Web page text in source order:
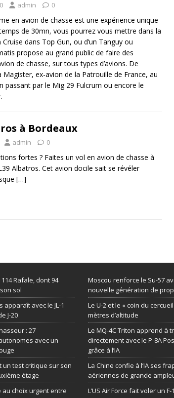
admin 0
en avion de chasse est une expérience unique
de 30mn, vous pourrez vous mettre dans la
Cruise dans Top Gun, ou d’un Tanguy ou
propose au grand public de faire des
de chasse, sur tous types d’avions. De
Magister, ex-avion de la Patrouille de France, au
passant par le Mig 29 Fulcrum ou encore le
à Bordeaux
admin 0
fortes ? Faites un vol en avion de chasse à
Albatros. Cet avion docile sait se révéler
[…]
114 Rafale, dont 94
sol
apparaît avec le JL-1
J-20
: 27
avec un
un test critique sur son
étage
au choix urgent entre
Moscou renforce le Su-57
nouvelle génération de
Le U-2 et le « coin du cercueil
mètres d’altitude
Le MQ-4C Triton apprend à
directement avec le P-8A
grâce à l’IA
La Chine confie à l’IA ses
aériennes de grande
L’US Air Force fait voler un